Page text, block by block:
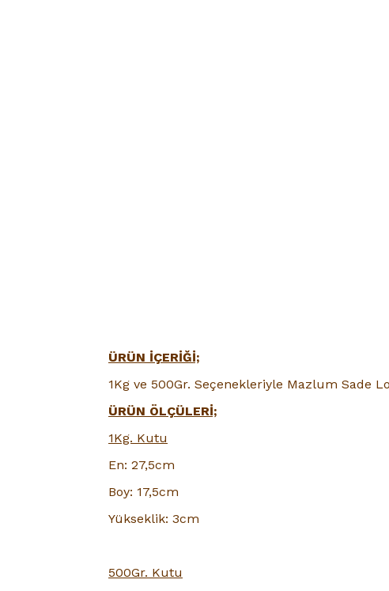
ÜRÜN İÇERİĞİ;
1Kg ve 500Gr. Seçenekleriyle Mazlum Sade
ÜRÜN ÖLÇÜLERİ;
1Kg. Kutu
En: 27,5cm
Boy: 17,5cm
Yükseklik: 3cm
500Gr. Kutu